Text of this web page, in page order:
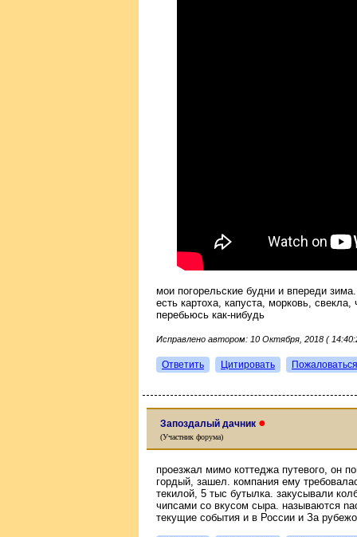
мои погорельские будни и впереди зима.
есть картоха, капуста, морковь,
перебьюсь как-нибудь
Исправлено автором: 10 Октября, 2018 (
Ответить Цитировать Пожаловаться
Запоздалый дачник ●
(Участник форума)
проезжал мимо коттеджа путевого, он
гордый, зашел. компания ему
текилой, 5 тыс бутылка. закусывали
чипсами со вкусом сыра. называются
текущие события и в России и За